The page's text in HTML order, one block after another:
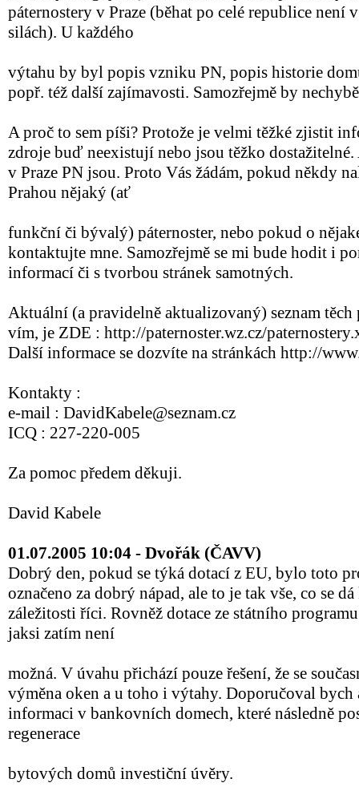
páternostery v Praze (běhat po celé republice není
silách). U každého
výtahu by byl popis vzniku PN, popis historie
popř. též další zajímavosti. Samozřejmě by
A proč to sem píši? Protože je velmi těžké zjistit
zdroje buď neexistují nebo jsou těžko
v Praze PN jsou. Proto Vás žádám, pokud někdy
Prahou nějaký (ať
funkční či bývalý) páternoster, nebo pokud o
kontaktujte mne. Samozřejmě se mi bude hodit i
informací či s tvorbou stránek samotných.
Aktuální (a pravidelně aktualizovaný) seznam
vím, je ZDE : http://paternoster.wz.cz/
Další informace se dozvíte na stránkách http://
Kontakty :
e-mail : DavidKabele@seznam.cz
ICQ : 227-220-005
Za pomoc předem děkuji.
David Kabele
01.07.2005 10:04 - Dvořák (ČAVV)
Dobrý den, pokud se týká dotací z EU, bylo toto
označeno za dobrý nápad, ale to je tak vše, co se
záležitosti říci. Rovněž dotace ze státního
jaksi zatím není
možná. V úvahu přichází pouze řešení, že se
výměna oken a u toho i výtahy. Doporučoval bych
informaci v bankovních domech, které následně
regenerace
bytových domů investiční úvěry.